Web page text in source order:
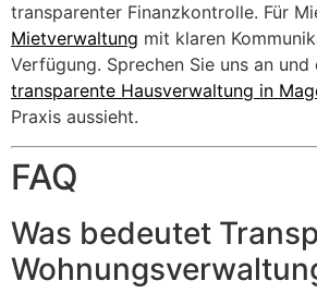
transparenter Finanzkontrolle. Für
Mietverwaltung mit klaren
Verfügung. Sprechen Sie uns an und
transparente Hausverwaltung in
Praxis aussieht.
FAQ
Was bedeutet